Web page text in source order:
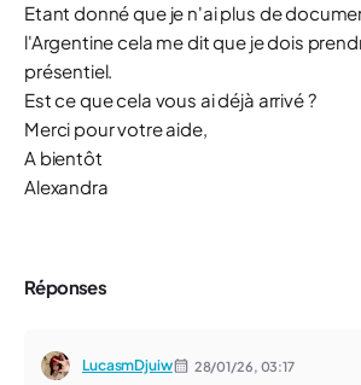
Etant donné que je n'ai plus de
l'Argentine cela me dit que je dois
présentiel.
Est ce que cela vous ai déjà arrivé ?
Merci pour votre aide,
A bientôt
Alexandra
Réponses
LucasmDjuiw 28/01/26, 03:17